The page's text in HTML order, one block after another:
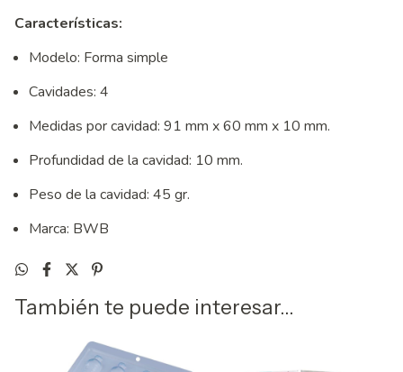
Características:
Modelo: Forma simple
Cavidades: 4
Medidas por cavidad: 91 mm x 60 mm x 10 mm.
Profundidad de la cavidad: 10 mm.
Peso de la cavidad: 45 gr.
Marca: BWB
También te puede interesar...